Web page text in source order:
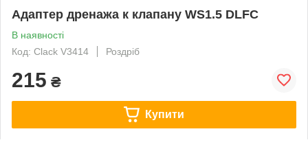
Адаптер дренажа к клапану WS1.5 DLFC
В наявності
Код: Clack V3414
Роздріб
215 ₴
Купити